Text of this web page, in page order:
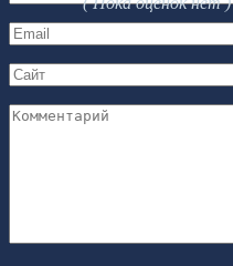
*
Email
*
Сайт
Комментарий